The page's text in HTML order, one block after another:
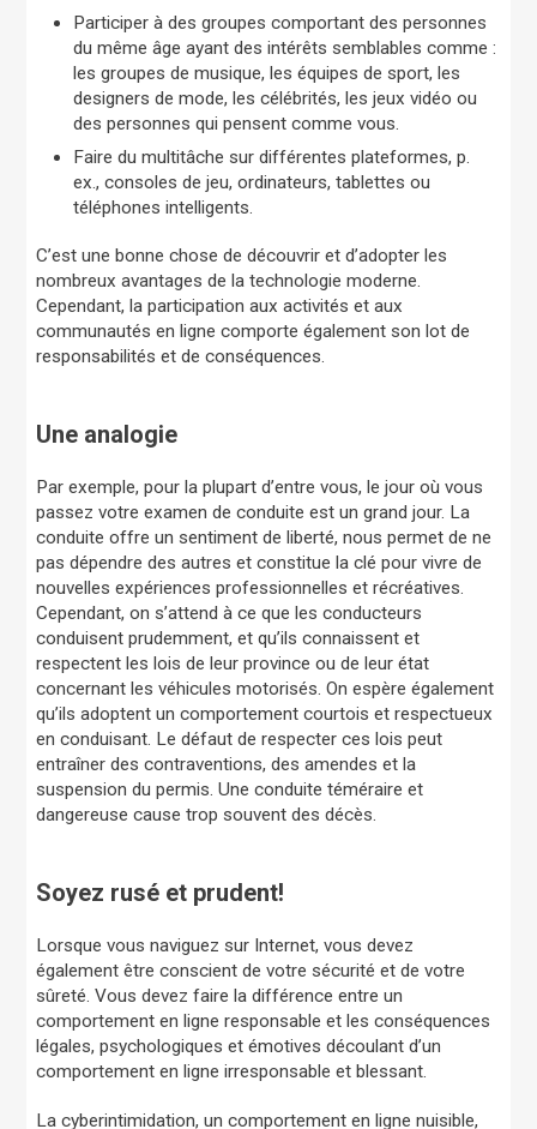
Participer à des groupes comportant des personnes
du même âge ayant des intérêts semblables comme :
les groupes de musique, les équipes de sport, les
designers de mode, les célébrités, les jeux vidéo ou
des personnes qui pensent comme vous.
Faire du multitâche sur différentes plateformes, p.
ex., consoles de jeu, ordinateurs, tablettes ou
téléphones intelligents.
C’est une bonne chose de découvrir et d’adopter les
nombreux avantages de la technologie moderne.
Cependant, la participation aux activités et aux
communautés en ligne comporte également son lot de
responsabilités et de conséquences.
Une analogie
Par exemple, pour la plupart d’entre vous, le jour où vous
passez votre examen de conduite est un grand jour. La
conduite offre un sentiment de liberté, nous permet de ne
pas dépendre des autres et constitue la clé pour vivre de
nouvelles expériences professionnelles et récréatives.
Cependant, on s’attend à ce que les conducteurs
conduisent prudemment, et qu’ils connaissent et
respectent les lois de leur province ou de leur état
concernant les véhicules motorisés. On espère également
qu’ils adoptent un comportement courtois et respectueux
en conduisant. Le défaut de respecter ces lois peut
entraîner des contraventions, des amendes et la
suspension du permis. Une conduite téméraire et
dangereuse cause trop souvent des décès.
Soyez rusé et prudent!
Lorsque vous naviguez sur Internet, vous devez
également être conscient de votre sécurité et de votre
sûreté. Vous devez faire la différence entre un
comportement en ligne responsable et les conséquences
légales, psychologiques et émotives découlant d’un
comportement en ligne irresponsable et blessant.
La cyberintimidation, un comportement en ligne nuisible,